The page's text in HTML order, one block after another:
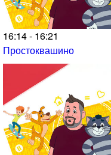
16:14 - 16:21
Простоквашино